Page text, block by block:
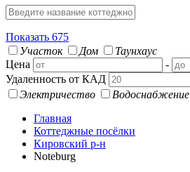
Показать 675
Участок
Дом
Таунхаус
Цена
-
Удаленность от КАД
Электричество
Водоснабжение
Главная
Коттеджные посёлки
Кировский р-н
Noteburg